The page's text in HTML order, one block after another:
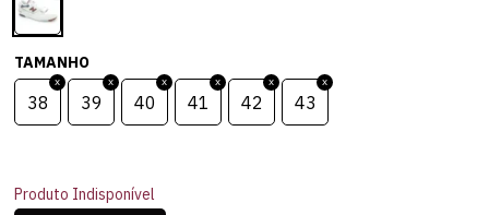
TAMANHO
38 39 40 41 42 43
Produto Indisponível